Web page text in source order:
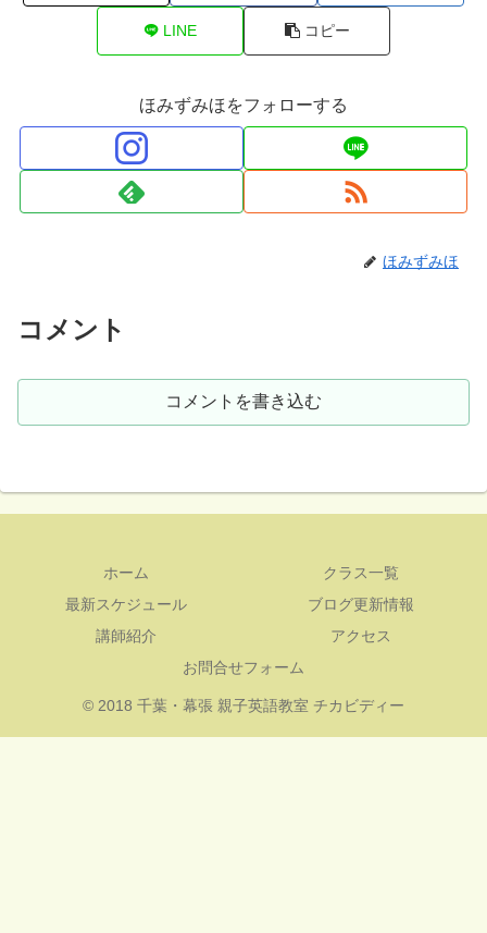
LINE コピー
ほみずみほをフォローする
ほみずみほ
コメント
コメントを書き込む
ホーム
クラス一覧
最新スケジュール
ブログ更新情報
講師紹介
アクセス
お問合せフォーム
© 2018 千葉・幕張 親子英語教室 チカビディー